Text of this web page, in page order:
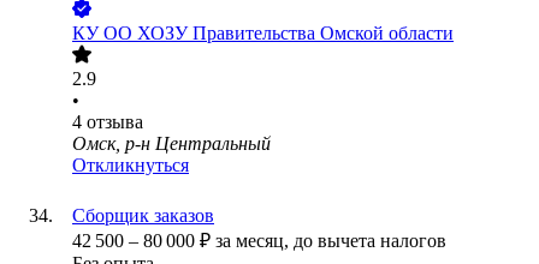
КУ ОО ХОЗУ Правительства Омской области
2.9
•
4 отзыва
Омск, р-н Центральный
Откликнуться
Сборщик заказов
42 500 – 80 000 ₽ за месяц, до вычета налогов